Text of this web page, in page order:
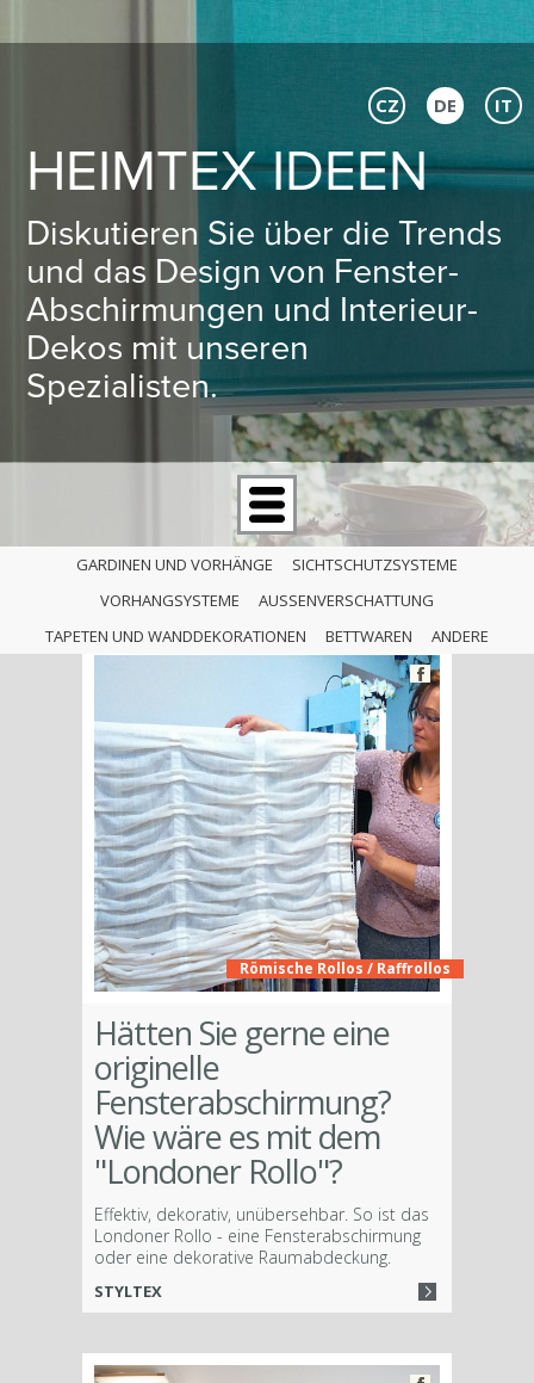
HEIMTEX IDEEN
Diskutieren Sie über die Trends
und das Design von Fenster-
Abschirmungen und Interieur-
Dekos mit unseren
Spezialisten.
CZ DE IT
GARDINEN UND VORHÄNGE
SICHTSCHUTZSYSTEME
VORHANGSYSTEME
AUSSENVERSCHATTUNG
TAPETEN UND WANDDEKORATIONEN
BETTWAREN ANDERE
Römische Rollos / Raffrollos
Hätten Sie gerne eine
originelle
Fensterabschirmung?
Wie wäre es mit dem
"Londoner Rollo"?
Effektiv, dekorativ, unübersehbar. So ist das
Londoner Rollo - eine Fensterabschirmung
oder eine dekorative Raumabdeckung.
STYLTEX